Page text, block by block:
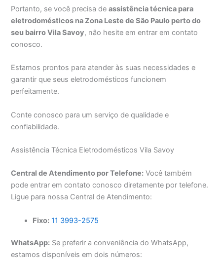
Portanto, se você precisa deassistência técnica para
eletrodomésticos na Zona Leste de São Paulo perto do
seu bairro Vila Savoy, não hesite em entrar em contato
conosco.
Estamos prontos para atender às suas necessidades e
garantir que seus eletrodomésticos funcionem
perfeitamente.
Conte conosco para um serviço de qualidade e
confiabilidade.
Assistência Técnica Eletrodomésticos Vila Savoy
Central de Atendimento por Telefone: Você também
pode entrar em contato conosco diretamente por telefone.
Ligue para nossa Central de Atendimento:
Fixo: 11 3993-2575
WhatsApp: Se preferir a conveniência do WhatsApp,
estamos disponíveis em dois números: